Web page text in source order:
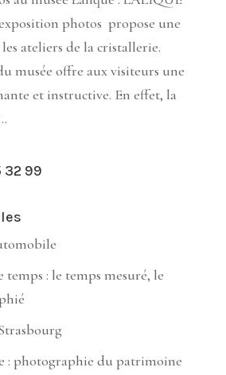
photos propose une
ateliers de la cristallerie.
musée offre aux visiteurs une
et instructive. En effet, la
32 99
: le temps mesuré, le
: photographie du patrimoine